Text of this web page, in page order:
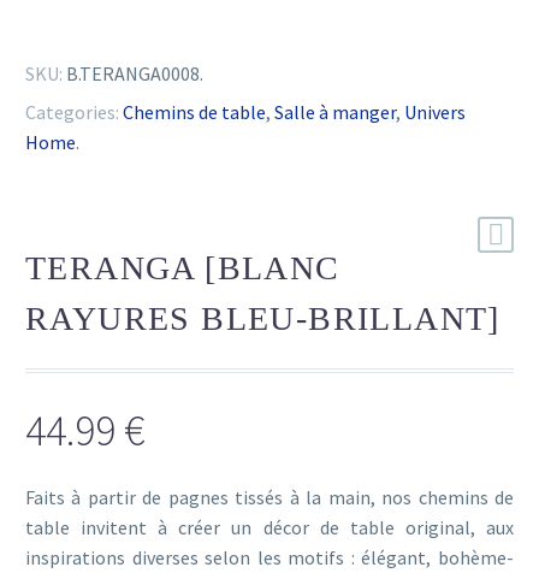
SKU: B.TERANGA0008.
Categories: Chemins de table, Salle à manger, Univers
Home.
TERANGA [BLANC
RAYURES BLEU-BRILLANT]
44.99 €
Faits à partir de pagnes tissés à la main, nos chemins de
table invitent à créer un décor de table original, aux
inspirations diverses selon les motifs : élégant, bohème-